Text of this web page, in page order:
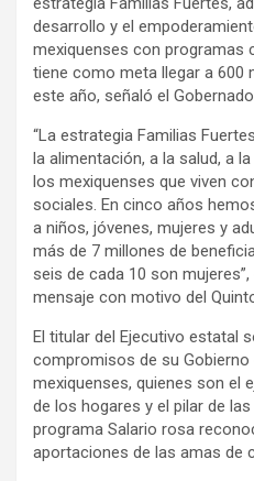
desarrollo y el
mexiquenses con programas
tiene como meta llegar a 600
este año, señaló el
“La estrategia Familias
la alimentación, a la salud, a
los mexiquenses que viven
sociales. En cinco años
a niños, jóvenes, mujeres y
más de 7 millones de
seis de cada 10 son
mensaje con motivo del
El titular del Ejecutivo estatal
compromisos de su
mexiquenses, quienes son el
de los hogares y el pilar de
programa Salario rosa
aportaciones de las amas de